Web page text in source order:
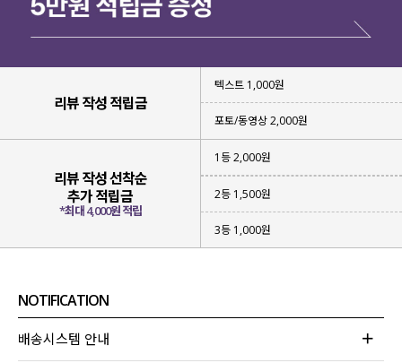
리뷰 작성 적립금
텍스트 1,000원
포토/동영상 2,000원
리뷰 작성 선착순
추가 적립금
*최대 4,000원 적립
1등 2,000원
2등 1,500원
3등 1,000원
NOTIFICATION
배송시스템 안내